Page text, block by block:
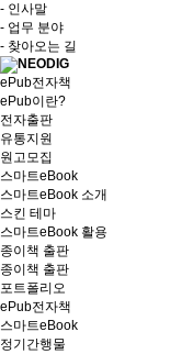
- 인사말
- 업무 분야
- 찾아오는 길
ePub전자책
ePub이란?
전자출판
유통지원
원고모집
스마트eBook
스마트eBook 소개
스킨 테마
스마트eBook 활용
종이책 출판
종이책 출판
포트폴리오
ePub전자책
스마트eBook
정기간행물